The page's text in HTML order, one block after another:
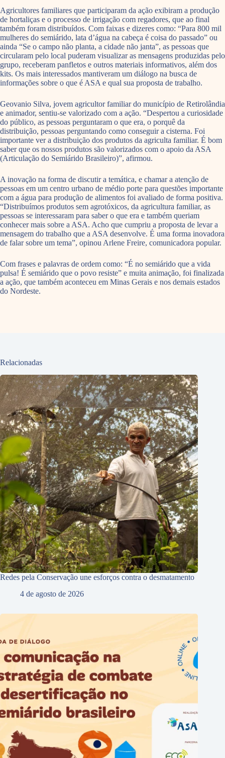
Agricultores familiares que participaram da ação exibiram a produção
de hortaliças e o processo de irrigação com regadores, que ao final
também foram distribuídos. Com faixas e dizeres como: “Para 800 mil
mulheres do semiárido, lata d’água na cabeça é coisa do passado” ou
ainda “Se o campo não planta, a cidade não janta”, as pessoas que
circularam pelo local puderam visualizar as mensagens produzidas pelo
grupo, receberam panfletos e outros materiais informativos, além dos
kits. Os mais interessados mantiveram um diálogo na busca de
informações sobre o que é ASA e qual sua proposta de trabalho.
Geovanio Silva, jovem agricultor familiar do município de Retirolândia
e animador, sentiu-se valorizado com a ação. “Despertou a curiosidade
do público, as pessoas perguntaram o que era, o porquê da
distribuição, pessoas perguntando como conseguir a cisterna. Foi
importante ver a distribuição dos produtos da agriculta familiar. É bom
saber que os nossos produtos são valorizados com o apoio da ASA
(Articulação do Semiárido Brasileiro)”, afirmou.
A inovação na forma de discutir a temática, e chamar a atenção de
pessoas em um centro urbano de médio porte para questões importante
com a água para produção de alimentos foi avaliado de forma positiva.
“Distribuímos produtos sem agrotóxicos, da agricultura familiar, as
pessoas se interessaram para saber o que era e também queriam
conhecer mais sobre a ASA. Acho que cumpriu a proposta de levar a
mensagem do trabalho que a ASA desenvolve. É uma forma inovadora
de falar sobre um tema”, opinou Arlene Freire, comunicadora popular.
Com frases e palavras de ordem como: “É no semiárido que a vida
pulsa! É semiárido que o povo resiste” e muita animação, foi finalizada
a ação, que também aconteceu em Minas Gerais e nos demais estados
do Nordeste.
Relacionadas
Redes pela Conservação une esforços contra o desmatamento
4 de agosto de 2026